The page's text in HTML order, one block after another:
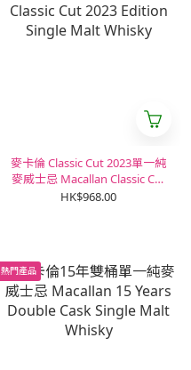
麥卡倫 Classic Cut 2023單一純
麥威士忌 Macallan Classic Cut
2023 Edition Single Malt
HK$968.00
熱門產品